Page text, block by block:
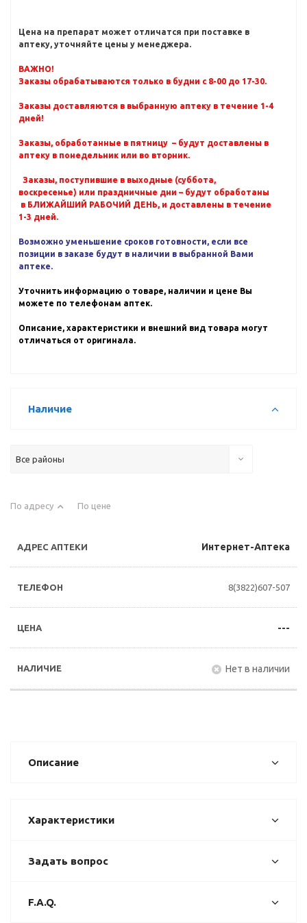
Цена на препарат может отличатся при поставке в
аптеку, уточняйте цены у менеджера.
ВАЖНО!
Заказы обрабатываются только в будни с 8-00 до 17-30.
Заказы доставляются в выбранную аптеку в течение 1-4
дней!
Заказы, обработанные в пятницу – будут доставлены в
аптеку в понедельник или во вторник.
Заказы, поступившие в выходные (суббота,
воскресенье) или праздничные дни – будут обработаны
в БЛИЖАЙШИЙ РАБОЧИЙ ДЕНЬ, и доставлены в течение
1-3 дней.
Возможно уменьшение сроков готовности, если все
позиции в заказе будут в наличии в выбранной Вами
аптеке.
Уточнить информацию о товаре, наличии и цене Вы
можете по телефонам аптек.
Описание, характеристики и внешний вид товара могут
отличаться от оригинала.
Наличие
Все районы
По адресу По цене
Интернет-Аптека
8(3822)607-507
---
Нет в наличии
Описание
Характеристики
Задать вопрос
F.A.Q.